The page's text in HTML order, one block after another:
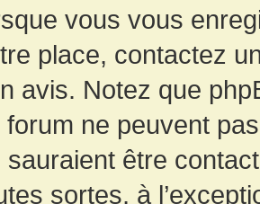
vous vous
place, contactez
avis. Notez que
forum ne peuvent
sauraient être
sortes, à